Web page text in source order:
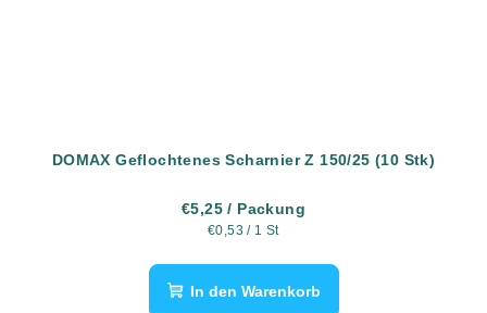
DOMAX Geflochtenes Scharnier Z 150/25 (10 Stk)
€5,25/ Packung
Verkaufspreis:
€0,53 / 1 St
In den Warenkorb